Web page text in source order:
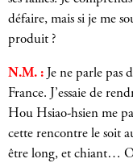
défaire, mais si je me
produit ?
N.M. : Je ne parle pas
France. J’essaie de
Hou Hsiao-hsien me
cette rencontre le soit
être long, et chiant…